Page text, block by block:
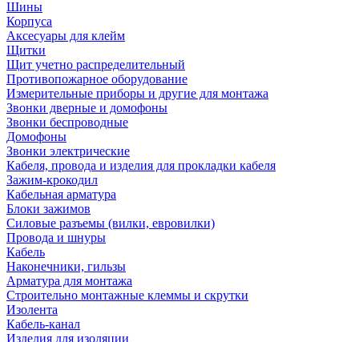
Шины
Корпуса
Аксесуары для клейм
Щитки
Щит учетно распределительный
Противопожарное оборудование
Измерительные приборы и другие для монтажа
Звонки дверные и домофоны
Звонки беспроводные
Домофоны
Звонки электрические
Кабеля, провода и изделия для прокладки кабеля
Зажим-крокодил
Кабельная арматура
Блоки зажимов
Силовые разъемы (вилки, евровилки)
Провода и шнуры
Кабель
Наконечники, гильзы
Арматура для монтажа
Строительно монтажные клеммы и скрутки
Изолента
Кабель-канал
Изделия для изоляции